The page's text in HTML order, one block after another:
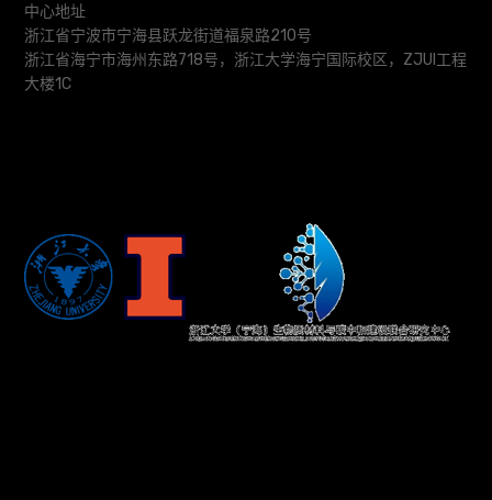
中心地址
浙江省宁波市宁海县跃龙街道福泉路210号
浙江省海宁市海州东路718号，浙江大学海宁国际校区，ZJUI工程
大楼1C